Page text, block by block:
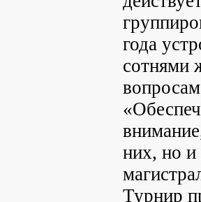
года
сотнями
них, но и
Турнир